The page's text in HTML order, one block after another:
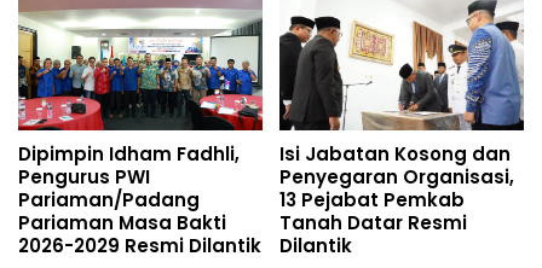
Dipimpin Idham Fadhli,
Pengurus PWI
Pariaman/Padang
Pariaman Masa Bakti
2026-2029 Resmi Dilantik
Isi Jabatan Kosong dan
Penyegaran Organisasi,
13 Pejabat Pemkab
Tanah Datar Resmi
Dilantik